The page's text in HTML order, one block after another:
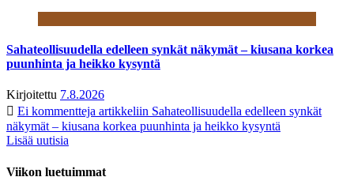
Sahateollisuudella edelleen synkät näkymät – kiusana korkea
puunhinta ja heikko kysyntä
Kirjoitettu 7.8.2026
Ei kommentteja artikkeliin Sahateollisuudella edelleen synkät
näkymät – kiusana korkea puunhinta ja heikko kysyntä
Lisää uutisia
Viikon luetuimmat